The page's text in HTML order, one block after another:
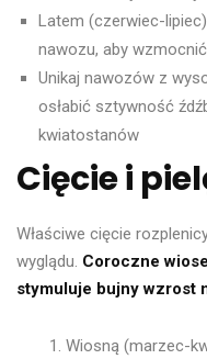
Latem (czerwiec-
nawozu, aby
Unikaj nawozów z
osłabić sztywność
kwiatostanów
Cięcie i
Właściwe cięcie
wyglądu. Coroczne
stymuluje bujny wzrost
Wiosną (marzec-